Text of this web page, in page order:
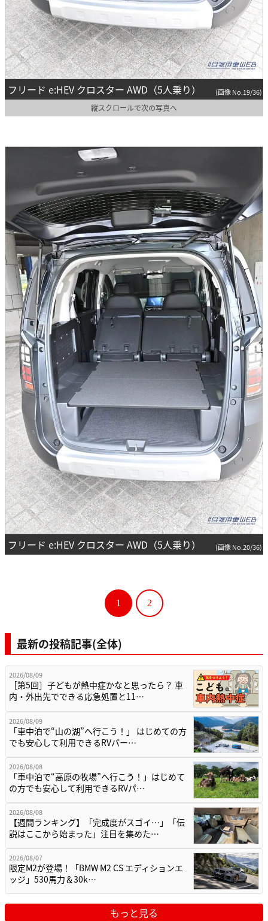
フリード e:HEV クロスター AWD（5人乗り） (画像 No.19/36)
縦スクロールで次の写真へ
フリード e:HEV クロスター AWD（5人乗り） (画像 No.20/36)
1 2
最新の投稿記事(全体)
2026/08/09
［第5回］子どもが熱中症かなと思ったら？ 車
内・外出先でできる応急処置と11…
2026/08/09
「車中泊で“山の湖”へ行こう！」 はじめての方
でも安心して利用できるRVパー…
2026/08/08
「車中泊で“高原の牧場”へ行こう！」はじめて
の方でも安心して利用できるRVパ…
2026/08/08
【週間ランキング】「完成度がスゴイ…」「伝
説はここから始まった」注目を集めた…
2026/08/07
限定M2が登場！「BMW M2 CS エディションエ
ッジ」530馬力＆30k…
もっと見る